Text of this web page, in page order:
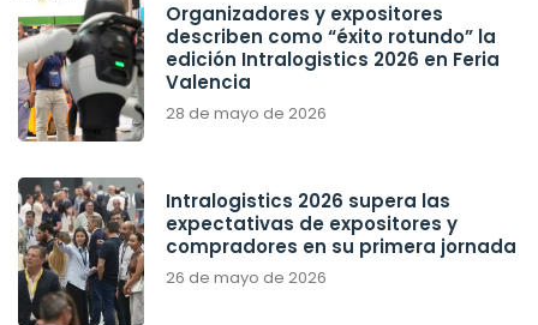
Organizadores y expositores
describen como “éxito rotundo” la
edición Intralogistics 2026 en Feria
Valencia
28 de mayo de 2026
Intralogistics 2026 supera las
expectativas de expositores y
compradores en su primera jornada
26 de mayo de 2026